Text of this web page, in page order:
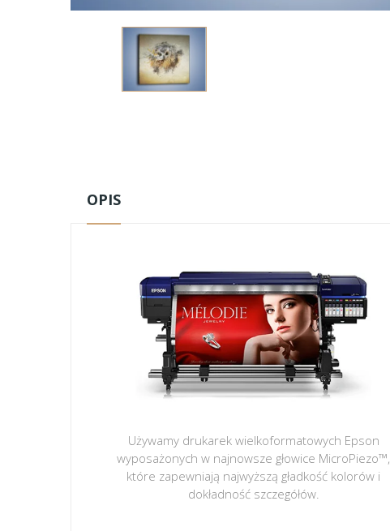
OPIS
Używamy drukarek wielkoformatowych Epson
wyposażonych w najnowsze głowice MicroPiezo™,
które zapewniają najwyższą gładkość kolorów i
dokładność szczegółów.